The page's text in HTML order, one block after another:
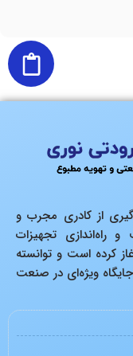
از سال ۱۳۵۸ با بهره‌گیری از کادری مجرب و
تجهیزات
کرده است و توانسته
ویژه‌ای در صنعت